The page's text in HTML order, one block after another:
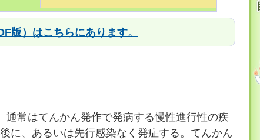
版）はこちらにあります。
常はてんかん発作で発病する慢性進行性の疾
に、あるいは先行感染なく発症する。てんかん